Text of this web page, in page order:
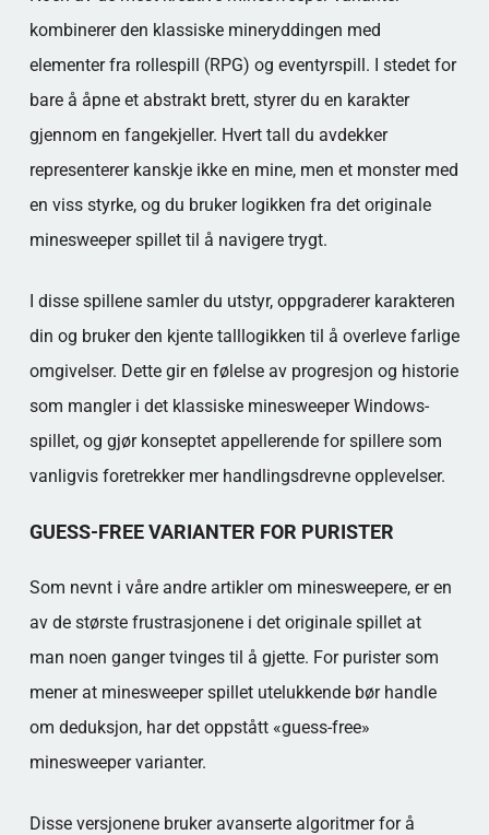
kombinerer den klassiske mineryddingen med
elementer fra rollespill (RPG) og eventyrspill. I stedet for
bare å åpne et abstrakt brett, styrer du en karakter
gjennom en fangekjeller. Hvert tall du avdekker
representerer kanskje ikke en mine, men et monster med
en viss styrke, og du bruker logikken fra det originale
minesweeper spillet til å navigere trygt.
I disse spillene samler du utstyr, oppgraderer karakteren
din og bruker den kjente talllogikken til å overleve farlige
omgivelser. Dette gir en følelse av progresjon og historie
som mangler i det klassiske minesweeper Windows-
spillet, og gjør konseptet appellerende for spillere som
vanligvis foretrekker mer handlingsdrevne opplevelser.
GUESS-FREE VARIANTER FOR PURISTER
Som nevnt i våre andre artikler om minesweepere, er en
av de største frustrasjonene i det originale spillet at
man noen ganger tvinges til å gjette. For purister som
mener at minesweeper spillet utelukkende bør handle
om deduksjon, har det oppstått «guess-free»
minesweeper varianter.
Disse versjonene bruker avanserte algoritmer for å